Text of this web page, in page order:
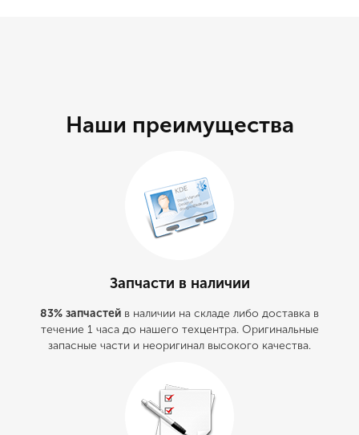
Наши преимущества
Запчасти в наличии
83% запчастей в наличии на складе либо доставка в
течение 1 часа до нашего техцентра. Оригинальные
запасные части и неоригинал высокого качества.